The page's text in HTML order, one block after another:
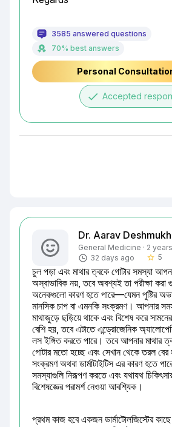
3585 answered questions
70% best answers
Personal
done Accepted
Dr. Aarav Deshmukh
General Medicine · 2
32 days ago
star_border 5
চুল পড়া এবং মাথার ত্বকে গোটার সমস্যা
অস্বাভাবিক নয়, তবে অবশ্যই তা পরীক্ষা
অনেকগুলো কারণ হতে পারে—যেমন পুষ্টির
মানসিক চাপ বা এমনকি সংক্রমণ। আপনার
মাথাজুড়ে ছড়িয়ে থাকে এবং বিশেষ করে
বেশি হয়, তবে এটাতে এন্ড্রোজেনিক
লস ইঙ্গিত করতে পারে। তবে আপনার মাথার
গোটার মতো হচ্ছে এবং সেখান থেকে তরল বের
সংক্রমণ অথবা ডার্মাটাইটিস এর কারণ হতে
সমস্যাগুলি নিরূপণ করতে এবং যথাযথ
বিশেষজ্ঞের পরামর্শ নেওয়া আবশ্যিক।
প্রথম কাজ হবে একজন ডার্মাটোলজিস্টের